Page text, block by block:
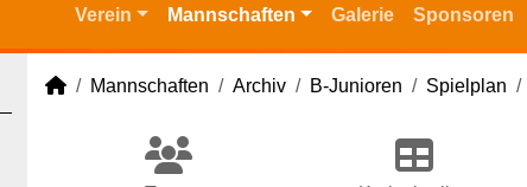
Verein Mannschaften Galerie Sponsoren
Mannschaften Archiv B-Junioren Spielplan